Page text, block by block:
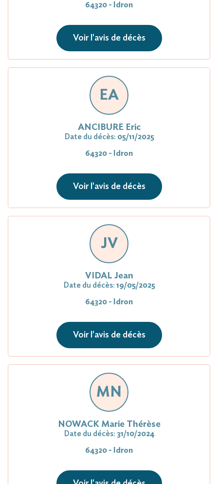
64320 - Idron
Voir l'avis de décès
EA
ANCIBURE Eric
Date du décès: 05/11/2025
64320 - Idron
Voir l'avis de décès
JV
VIDAL Jean
Date du décès: 19/05/2025
64320 - Idron
Voir l'avis de décès
MN
NOWACK Marie Thérèse
Date du décès: 31/10/2024
64320 - Idron